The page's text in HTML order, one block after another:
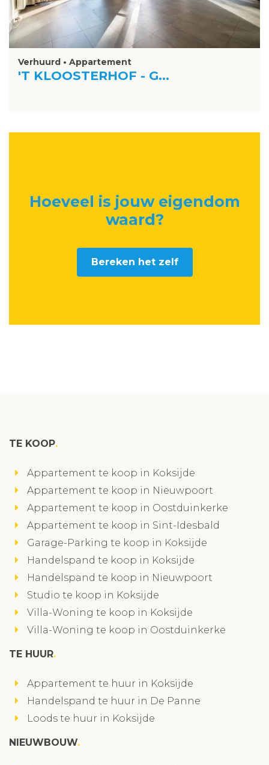
Verhuurd • Appartement
'T KLOOSTERHOF - G...
Hoeveel is jouw eigendom
waard?
Bereken het zelf
TE KOOP
Appartement te koop in Koksijde
Appartement te koop in Nieuwpoort
Appartement te koop in Oostduinkerke
Appartement te koop in Sint-Idesbald
Garage-Parking te koop in Koksijde
Handelspand te koop in Koksijde
Handelspand te koop in Nieuwpoort
Studio te koop in Koksijde
Villa-Woning te koop in Koksijde
Villa-Woning te koop in Oostduinkerke
TE HUUR
Appartement te huur in Koksijde
Handelspand te huur in De Panne
Loods te huur in Koksijde
NIEUWBOUW